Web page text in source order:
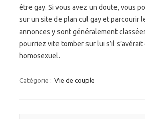
être gay. Si vous avez un doute, vous
sur un site de plan cul gay et parcourir
annonces y sont généralement
pourriez vite tomber sur lui s’il
homosexuel.
Catégorie : Vie de couple